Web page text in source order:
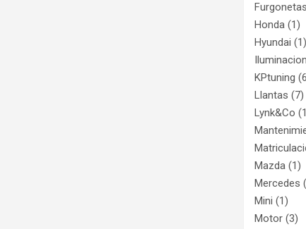
Furgonetas
Honda (1)
Hyundai (1)
Iluminacion
KPtuning
Llantas (7)
Lynk&Co
Mazda (1)
Mercedes
Mini (1)
Motor (3)